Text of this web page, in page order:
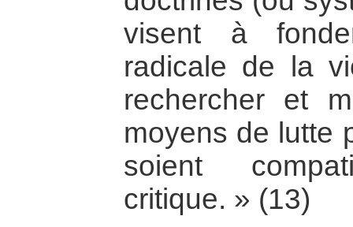
visent à
radicale de la
rechercher et
moyens de lutte
soient
critique. » (13)